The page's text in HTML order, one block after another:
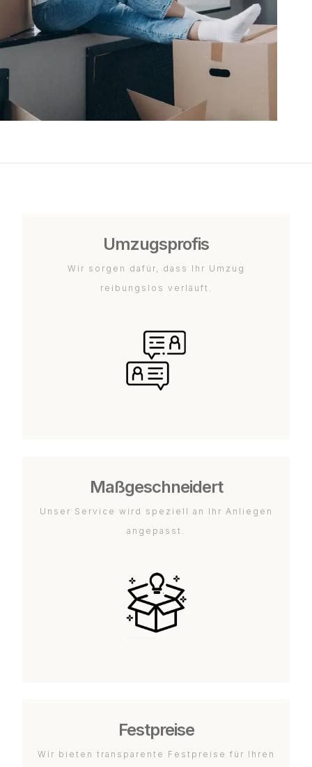
Umzugsprofis
Wir sorgen dafür, dass Ihr Umzug
reibungslos verläuft.
Maßgeschneidert
Unser Service wird speziell an Ihr Anliegen
angepasst.
Festpreise
Wir bieten transparente Festpreise für Ihren